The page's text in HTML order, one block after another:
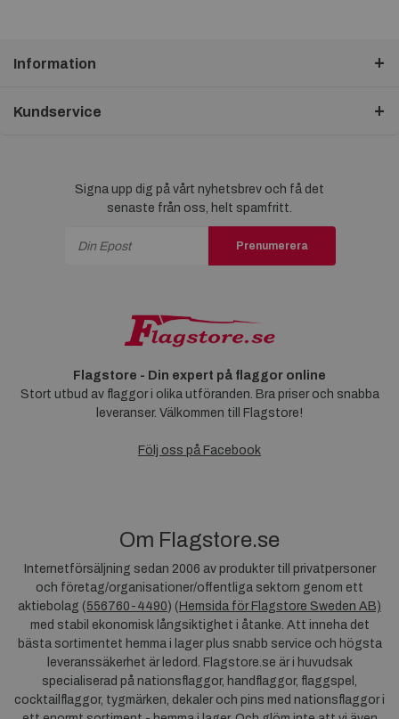
Information
Kundservice
Signa upp dig på vårt nyhetsbrev och få det
senaste från oss, helt spamfritt.
Prenumerera
Flagstore - Din expert på flaggor online
Stort utbud av flaggor i olika utföranden. Bra priser och snabba
leveranser. Välkommen till Flagstore!
Följ oss på Facebook
Om Flagstore.se
Internetförsäljning sedan 2006 av produkter till privatpersoner
och företag/organisationer/offentliga sektorn genom ett
aktiebolag (556760-4490) ( Hemsida för Flagstore Sweden AB)
med stabil ekonomisk långsiktighet i åtanke. Att inneha det
bästa sortimentet hemma i lager plus snabb service och högsta
leveranssäkerhet är ledord. Flagstore.se är i huvudsak
specialiserad på nationsflaggor, handflaggor, flaggspel,
cocktailflaggor, tygmärken, dekaler och pins med nationsflaggor i